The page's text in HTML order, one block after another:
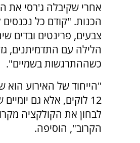
אחרי שקיבלה ג'רסי את
הכנות. "קודם כל
צבעים, פרינטים ובדים
הלילה עם התדמיתנים,
כשההתרגשות בשמיים".
"הייחוד של האירוע הוא
12 לוקים, אלא גם
לבחון את הקולקציה
הקרוב", הוסיפה.